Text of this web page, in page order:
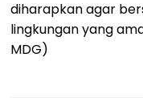
diharapkan agar
lingkungan yang
MDG)